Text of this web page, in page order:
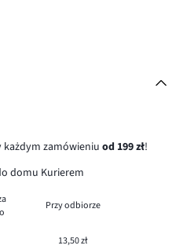
każdym zamówieniuod 199 zł!
domu Kurierem
Przy odbiorze
13,50 zł